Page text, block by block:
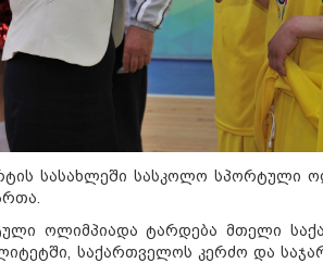
სასახლეში სასკოლო სპორტული
ოლიმპიადა ტარდება მთელი
საქართველოს კერძო და